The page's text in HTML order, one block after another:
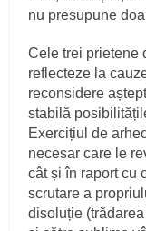
nu presupune
Cele trei prietene
reflecteze la
reconsidere
stabilă
Exercițiul de
necesar care le
cât și în raport cu
scrutare a
disoluție